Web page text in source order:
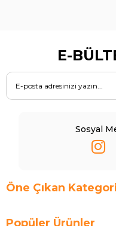
E-
Sosyal
Öne Çıkan
Popüler Ürünler